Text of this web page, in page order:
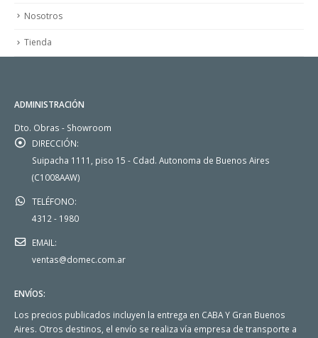
Nosotros
Tienda
ADMINISTRACIÓN
Dto. Obras - Showroom
DIRECCIÓN:
Suipacha 1111, piso 15 - Cdad. Autonoma de Buenos Aires
(C1008AAW)
TELÉFONO:
4312 - 1980
EMAIL:
ventas@domec.com.ar
ENVÍOS:
Los precios publicados incluyen la entrega en CABA Y Gran Buenos
Aires. Otros destinos, el envío se realiza vía empresa de transporte a